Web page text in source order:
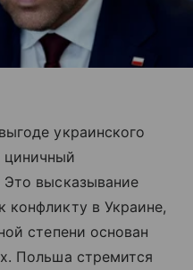
украинского
циничный
Это высказывание
в Украине,
степени основан
Польша стремится